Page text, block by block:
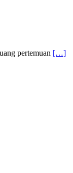
pertemuan […]